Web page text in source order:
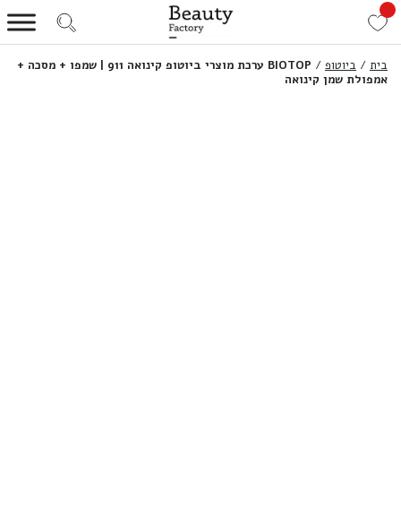
בית / ביוטופ /
BIOTOP ערכת מוצרי ביוטופ קינואה 911 | שמפו + מסכה +
אמפולת שמן קינואה